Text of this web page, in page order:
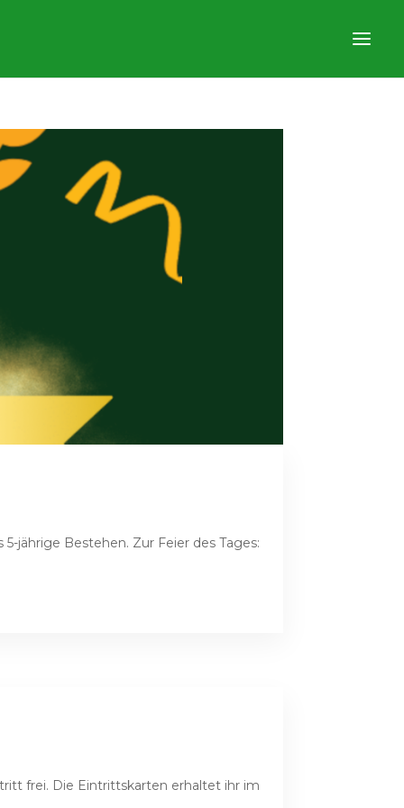
jährige Bestehen. Zur Feier des Tages:
frei. Die Eintrittskarten erhaltet ihr im